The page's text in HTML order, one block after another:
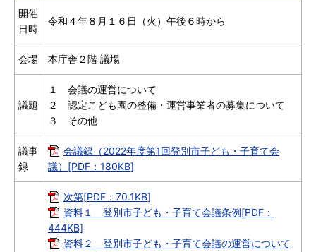
開催
日時
令和４年８月１６日（火）午後６時から
会場 本庁舎２階 議場
議題
１ 会議の運営について
２ 認定こども園の整備・運営事業者の募集について
３ その他
議事
録
会議録（2022年度第1回登別市子ども・子育て会
議）[PDF：180KB]
次第[PDF：70.1KB]
資料１ 登別市子ども・子育て会議条例[PDF：
444KB]
資料２ 登別市子ども・子育て会議の運営について